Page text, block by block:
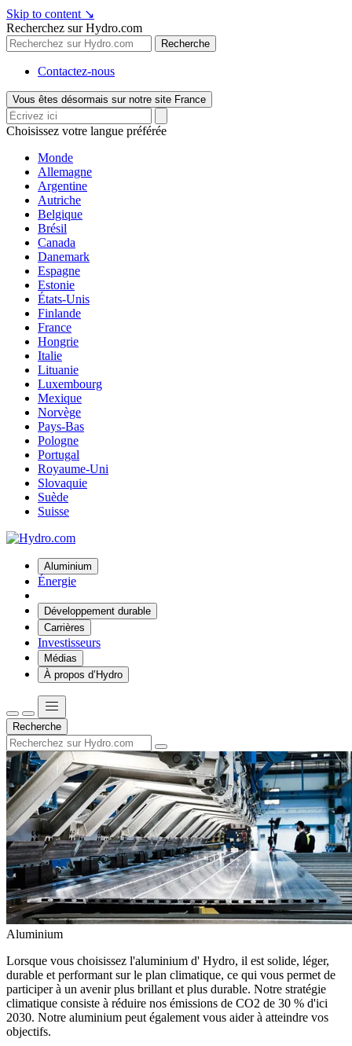
Skip to content ↘
Recherchez sur Hydro.com
Recherche
Contactez-nous
Vous êtes désormais sur notre site France
Choisissez votre langue préférée
Monde
Allemagne
Argentine
Autriche
Belgique
Brésil
Canada
Danemark
Espagne
Estonie
États-Unis
Finlande
France
Hongrie
Italie
Lituanie
Luxembourg
Mexique
Norvège
Pays-Bas
Pologne
Portugal
Royaume-Uni
Slovaquie
Suède
Suisse
Aluminium
Énergie
Développement durable
Carrières
Investisseurs
Médias
À propos d’Hydro
Recherche
Aluminium
Lorsque vous choisissez l'aluminium d' Hydro, il est solide, léger,
durable et performant sur le plan climatique, ce qui vous permet de
participer à un avenir plus brillant et plus durable. Notre stratégie
climatique consiste à réduire nos émissions de CO2 de 30 % d'ici
2030. Notre aluminium peut également vous aider à atteindre vos
objectifs.